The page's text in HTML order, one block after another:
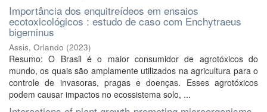
Importância dos enquitreídeos em ensaios
ecotoxicológicos : estudo de caso com Enchytraeus
bigeminus
Assis, Orlando (2023)
Resumo: O Brasil é o maior consumidor de agrotóxicos do
mundo, os quais são amplamente utilizados na agricultura para o
controle de invasoras, pragas e doenças. Esses agrotóxicos
podem causar impactos no ecossistema solo, ...